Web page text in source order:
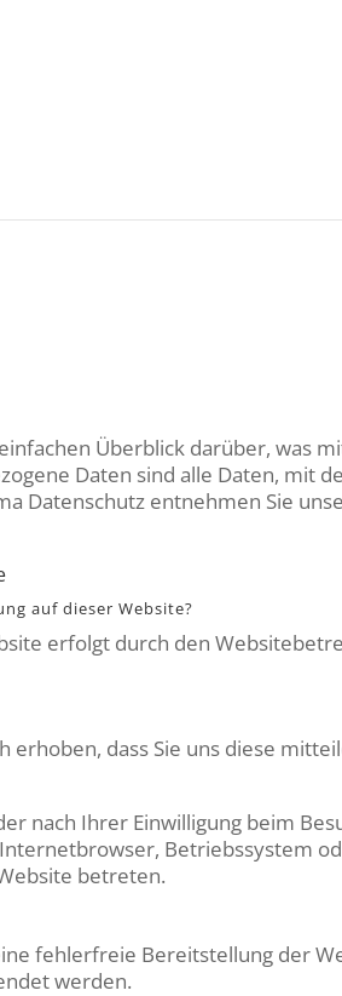
Überblick darüber, was
Daten sind alle Daten, mit
Datenschutz entnehmen Sie
auf dieser Website?
erfolgt durch den
dass Sie uns diese
nach Ihrer Einwilligung beim
Betriebssystem
betreten.
fehlerfreie Bereitstellung der
werden.